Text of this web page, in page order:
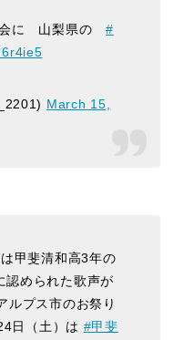
会に 山梨県の#
March 15,
甲斐清和高3年の
認められた歌声が
ルプス市のお祭り
日（土）は #甲斐